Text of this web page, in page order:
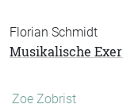
Florian Schmidt
Musikalische
Zoe Zobrist